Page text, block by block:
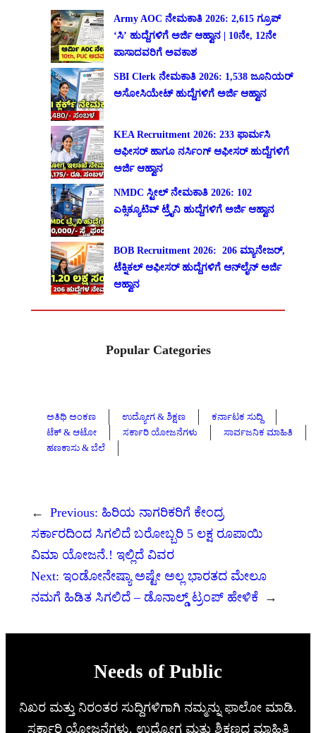
Army AOC ನೇಮಕಾತಿ 2026: 2,615 ಗ್ರೂಪ್
‘ಸಿ’ ಹುದ್ದೆಗಳಿಗೆ ಅರ್ಜಿ ಆಹ್ವಾನ | 10ನೇ, 12ನೇ
ಪಾಸಾದವರಿಗೆ ಅವಕಾಶ
SBI Clerk ನೇಮಕಾತಿ 2026: 1,538 ಜೂನಿಯರ್
ಅಸೋಸಿಯೇಟ್ ಹುದ್ದೆಗಳಿಗೆ ಅರ್ಜಿ ಆಹ್ವಾನ
KEA Recruitment 2026: 233 ಫಾರ್ಮಸಿ
ಆಫೀಸರ್ ಹಾಗೂ ನರ್ಸಿಂಗ್ ಆಫೀಸರ್ ಹುದ್ದೆಗಳಿಗೆ
ಅರ್ಜಿ ಆಹ್ವಾನ
NMDC ಸ್ಟೀಲ್ ನೇಮಕಾತಿ 2026: 102
ಎಕ್ಸಿಕ್ಯೂಟಿವ್ ಟ್ರೈನಿ ಹುದ್ದೆಗಳಿಗೆ ಅರ್ಜಿ ಆಹ್ವಾನ
BOB Recruitment 2026: 206 ಮ್ಯಾನೇಜರ್,
ಟೆಕ್ನಿಕಲ್ ಆಫೀಸರ್ ಹುದ್ದೆಗಳಿಗೆ ಆನ್‌ಲೈನ್ ಅರ್ಜಿ
ಆಹ್ವಾನ
Popular Categories
ಅತಿಥಿ ಅಂಕಣ ಉದ್ಯೋಗ & ಶಿಕ್ಷಣ
ಕರ್ನಾಟಕ ಸುದ್ದಿ
ಟೆಕ್ & ಆಟೋ
ಸರ್ಕಾರಿ ಯೋಜನೆಗಳು
ಸಾರ್ವಜನಿಕ ಮಾಹಿತಿ
ಹಣಕಾಸು & ಬೆಲೆ
← Previous: ಹಿರಿಯ ನಾಗರಿಕರಿಗೆ ಕೇಂದ್ರ
ಸರ್ಕಾರದಿಂದ ಸಿಗಲಿದೆ ಬರೋಬ್ಬರಿ 5 ಲಕ್ಷ ರೂಪಾಯಿ
ವಿಮಾ ಯೋಜನೆ.! ಇಲ್ಲಿದೆ ವಿವರ
Next: ಇಂಡೋನೇಷ್ಯಾ ಅಷ್ಟೇ ಅಲ್ಲ ಭಾರತದ ಮೇಲೂ
ನಮಗೆ ಹಿಡಿತ ಸಿಗಲಿದೆ – ಡೊನಾಲ್ಡ್ ಟ್ರಂಪ್ ಹೇಳಿಕೆ →
Needs of Public
ನಿಖರ ಮತ್ತು ನಿರಂತರ ಸುದ್ದಿಗಳಿಗಾಗಿ ನಮ್ಮನ್ನು ಫಾಲೋ ಮಾಡಿ.
ಸರ್ಕಾರಿ ಯೋಜನೆಗಳು, ಉದ್ಯೋಗ ಮತ್ತು ಶಿಕ್ಷಣದ ಮಾಹಿತಿ